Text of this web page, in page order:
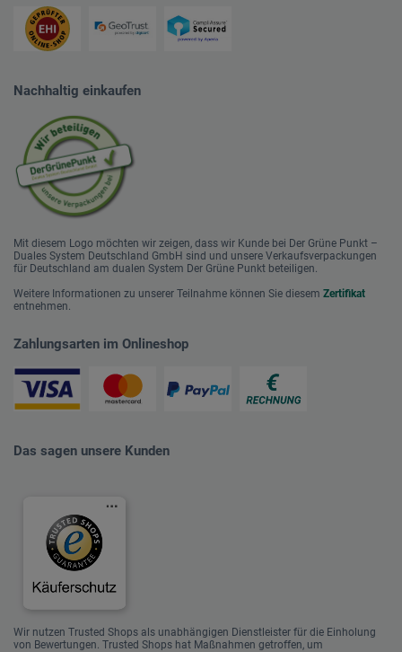
Nachhaltig einkaufen
Mit diesem Logo möchten wir zeigen, dass wir Kunde bei Der Grüne Punkt –
Duales System Deutschland GmbH sind und unsere Verkaufsverpackungen
für Deutschland am dualen System Der Grüne Punkt beteiligen.
Weitere Informationen zu unserer Teilnahme können Sie diesem Zertifikat
entnehmen.
Zahlungsarten im Onlineshop
Das sagen unsere Kunden
Wir nutzen Trusted Shops als unabhängigen Dienstleister für die Einholung
von Bewertungen. Trusted Shops hat Maßnahmen getroffen, um